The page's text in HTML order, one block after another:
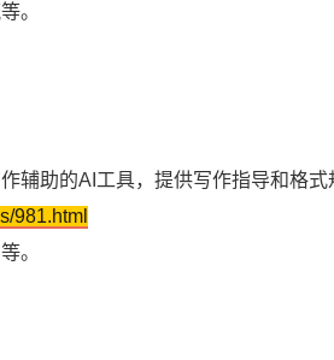
。
辅助的AI工具，提供写作指导和格式
981.html
。